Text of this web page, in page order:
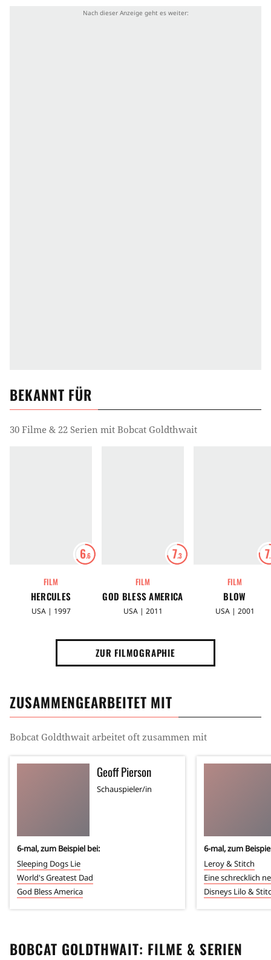
BEKANNT FÜR
30 Filme & 22 Serien mit Bobcat Goldthwait
6.6
FILM
HERCULES
USA | 1997
7.3
FILM
GOD BLESS AMERICA
USA | 2011
7
FILM
BLOW
USA | 2001
ZUR FILMOGRAPHIE
ZUSAMMENGEARBEITET MIT
Bobcat Goldthwait arbeitet oft zusammen mit
Geoff Pierson
Schauspieler/in
6-mal, zum Beispiel bei:
Sleeping Dogs Lie
World's Greatest Dad
God Bless America
6-mal, zum
Leroy & Stitch
Eine schrecklich
Disneys Lilo &
BOBCAT GOLDTHWAIT: FILME & SERIEN